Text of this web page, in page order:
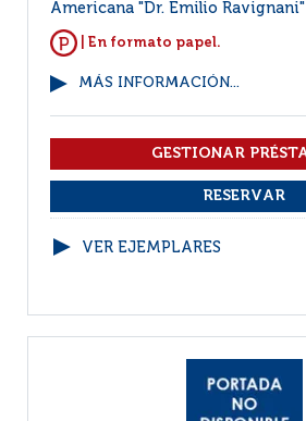
Americana "Dr. Emilio Ravignani"
| En formato papel.
MÁS INFORMACIÓN...
VER EJEMPLARES